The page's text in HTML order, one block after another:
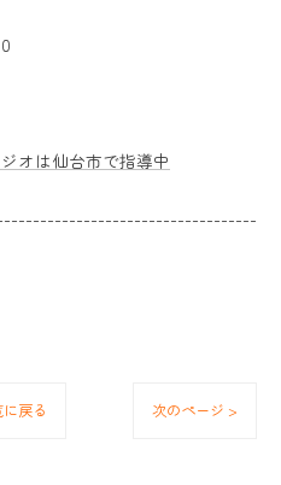
オは仙台市で指導中
戻る 次のページ >